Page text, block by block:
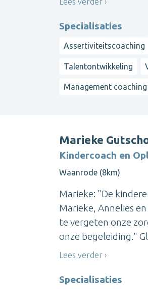
Specialisaties
Assertiviteitscoaching
Talentontwikkeling
Management coaching
Marieke
Kindercoach en
Waanrode (8km)
Marieke: "De
Marieke, Annelies
te vergeten onze
onze begeleiding."
Lees verder
Specialisaties